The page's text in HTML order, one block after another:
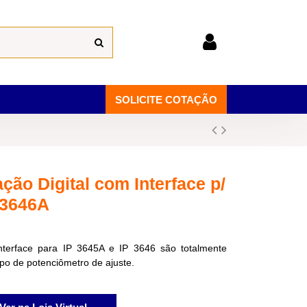
SOLICITE COTAÇÃO
Digital com Interface p/
para IP 3645A e IP 3646 são totalmente
de potenciômetro de ajuste.